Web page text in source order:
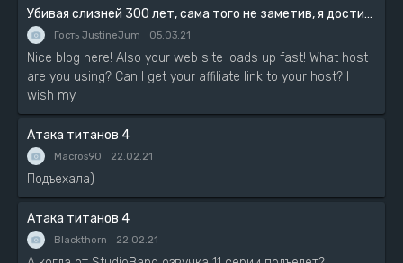
Убивая слизней 300 лет, сама того не заметив, я достигла максимального уровня
Гость JustineJum 05.03.21
Nice blog here! Also your web site loads up fast! What host
are you using? Can I get your affiliate link to your host? I
wish my
Атака титанов 4
Macros90 22.02.21
Подъехала)
Атака титанов 4
Blackthorn 22.02.21